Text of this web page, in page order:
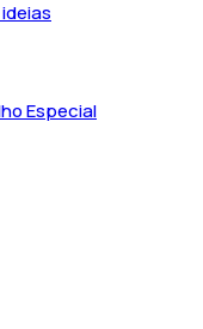
Especial